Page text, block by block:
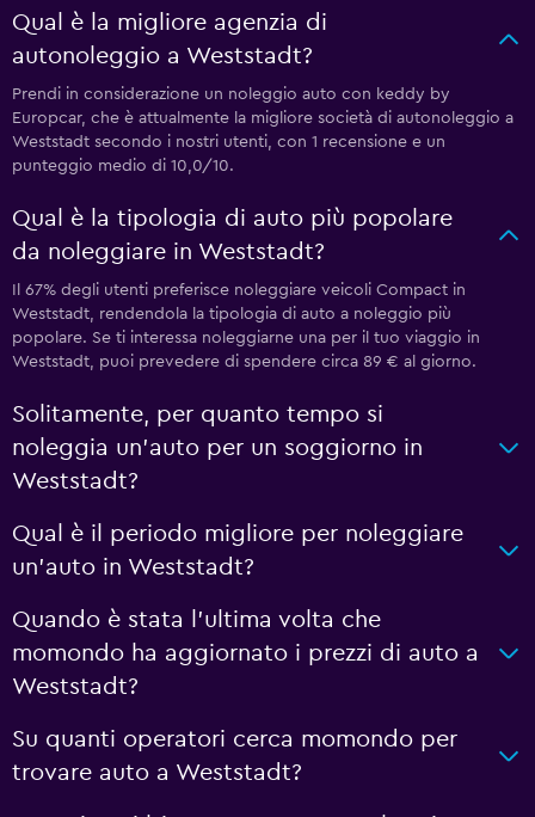
Qual è la migliore agenzia di
autonoleggio a Weststadt?
Prendi in considerazione un noleggio auto con keddy by
Europcar, che è attualmente la migliore società di autonoleggio a
Weststadt secondo i nostri utenti, con 1 recensione e un
punteggio medio di 10,0/10.
Qual è la tipologia di auto più popolare
da noleggiare in Weststadt?
Il 67% degli utenti preferisce noleggiare veicoli Compact in
Weststadt, rendendola la tipologia di auto a noleggio più
popolare. Se ti interessa noleggiarne una per il tuo viaggio in
Weststadt, puoi prevedere di spendere circa 89 € al giorno.
Solitamente, per quanto tempo si
noleggia un'auto per un soggiorno in
Weststadt?
Qual è il periodo migliore per noleggiare
un'auto in Weststadt?
Quando è stata l'ultima volta che
momondo ha aggiornato i prezzi di auto a
Weststadt?
Su quanti operatori cerca momondo per
trovare auto a Weststadt?